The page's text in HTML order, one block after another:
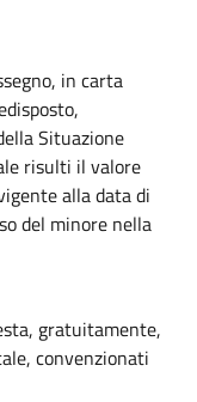
in carta
Situazione
risulti il valore
alla data di
del minore nella
gratuitamente,
convenzionati